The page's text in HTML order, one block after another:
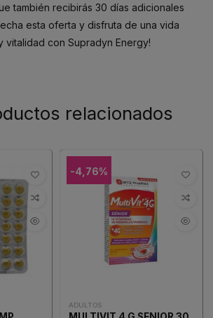
también recibirás 30 días adicionales
esta oferta y disfruta de una vida
vitalidad con Supradyn Energy!
relacionados
-4,76%
ADULTOS